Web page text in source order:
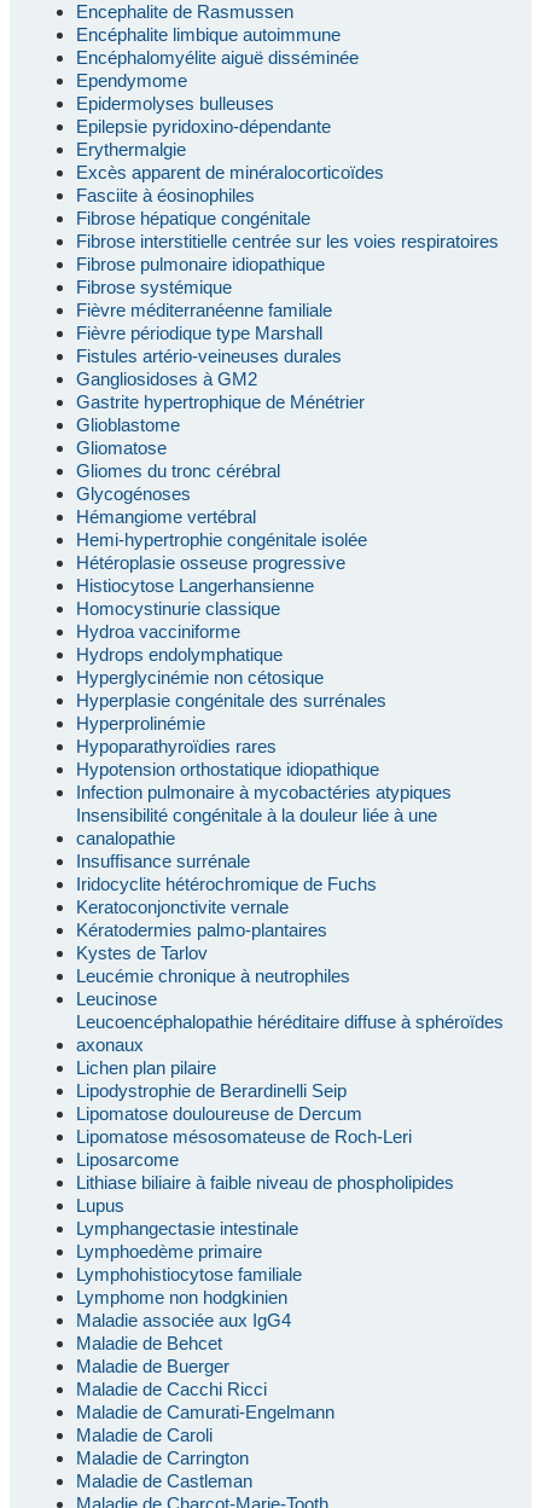
Encephalite de Rasmussen
Encéphalite limbique autoimmune
Encéphalomyélite aiguë disséminée
Ependymome
Epidermolyses bulleuses
Epilepsie pyridoxino-dépendante
Erythermalgie
Excès apparent de minéralocorticoïdes
Fasciite à éosinophiles
Fibrose hépatique congénitale
Fibrose interstitielle centrée sur les voies respiratoires
Fibrose pulmonaire idiopathique
Fibrose systémique
Fièvre méditerranéenne familiale
Fièvre périodique type Marshall
Fistules artério-veineuses durales
Gangliosidoses à GM2
Gastrite hypertrophique de Ménétrier
Glioblastome
Gliomatose
Gliomes du tronc cérébral
Glycogénoses
Hémangiome vertébral
Hemi-hypertrophie congénitale isolée
Hétéroplasie osseuse progressive
Histiocytose Langerhansienne
Homocystinurie classique
Hydroa vacciniforme
Hydrops endolymphatique
Hyperglycinémie non cétosique
Hyperplasie congénitale des surrénales
Hyperprolinémie
Hypoparathyroïdies rares
Hypotension orthostatique idiopathique
Infection pulmonaire à mycobactéries atypiques
Insensibilité congénitale à la douleur liée à une
canalopathie
Insuffisance surrénale
Iridocyclite hétérochromique de Fuchs
Keratoconjonctivite vernale
Kératodermies palmo-plantaires
Kystes de Tarlov
Leucémie chronique à neutrophiles
Leucinose
Leucoencéphalopathie héréditaire diffuse à sphéroïdes
axonaux
Lichen plan pilaire
Lipodystrophie de Berardinelli Seip
Lipomatose douloureuse de Dercum
Lipomatose mésosomateuse de Roch-Leri
Liposarcome
Lithiase biliaire à faible niveau de phospholipides
Lupus
Lymphangectasie intestinale
Lymphoedème primaire
Lymphohistiocytose familiale
Lymphome non hodgkinien
Maladie associée aux IgG4
Maladie de Behcet
Maladie de Buerger
Maladie de Cacchi Ricci
Maladie de Camurati-Engelmann
Maladie de Caroli
Maladie de Carrington
Maladie de Castleman
Maladie de Charcot-Marie-Tooth